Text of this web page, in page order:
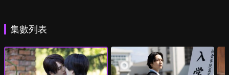
集數列表